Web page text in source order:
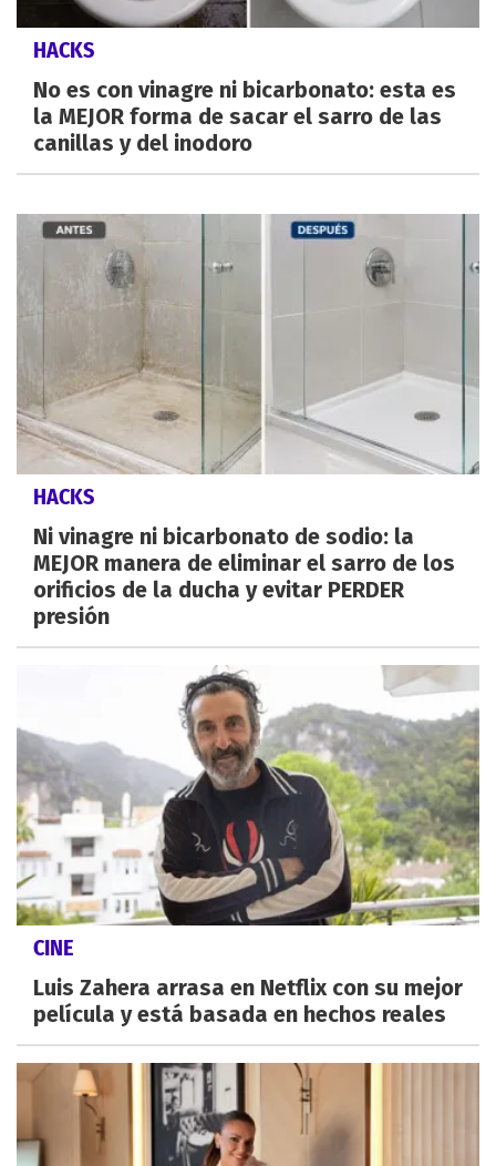
HACKS
No es con vinagre ni bicarbonato: esta es
la MEJOR forma de sacar el sarro de las
canillas y del inodoro
HACKS
Ni vinagre ni bicarbonato de sodio: la
MEJOR manera de eliminar el sarro de los
orificios de la ducha y evitar PERDER
presión
CINE
Luis Zahera arrasa en Netflix con su mejor
película y está basada en hechos reales